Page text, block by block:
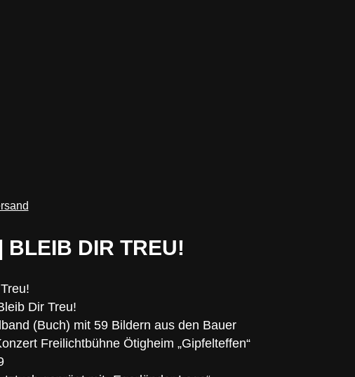
BLEIB DIR TREU!
Dir Treu!
(Buch) mit 59 Bildern aus den Bauer
Freilichtbühne Ötigheim „Gipfelteffen“